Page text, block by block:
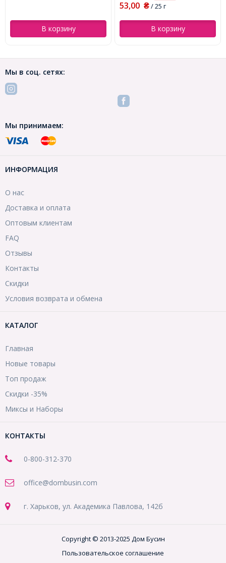
В корзину
(УТ100023893)
53,00 ₴/ 25 г
В корзину
Мы в соц. сетях:
Мы принимаем:
ИНФОРМАЦИЯ
О нас
Доставка и оплата
Оптовым клиентам
FAQ
Отзывы
Контакты
Скидки
Условия возврата и обмена
КАТАЛОГ
Главная
Новые товары
Топ продаж
Скидки -35%
Миксы и Наборы
КОНТАКТЫ
0-800-312-370
office@dombusin.com
г. Харьков, ул. Академика Павлова, 142б
Copyright © 2013-2025 Дом Бусин
Пользовательское соглашение